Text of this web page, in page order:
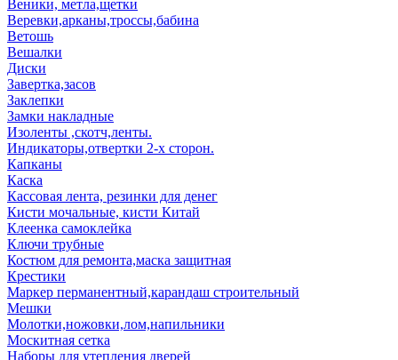
Веники, метла,щетки
Веревки,арканы,троссы,бабина
Ветошь
Вешалки
Диски
Завертка,засов
Заклепки
Замки накладные
Изоленты ,скотч,ленты.
Индикаторы,отвертки 2-х сторон.
Капканы
Каска
Кассовая лента, резинки для денег
Кисти мочальные, кисти Китай
Клеенка самоклейка
Ключи трубные
Костюм для ремонта,маска защитная
Крестики
Маркер перманентный,карандаш строительный
Мешки
Молотки,ножовки,лом,напильники
Москитная сетка
Наборы для утепления дверей